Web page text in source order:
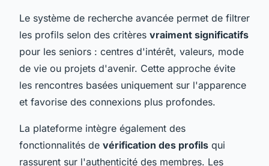
Le système de recherche avancée permet de filtrer
les profils selon des critères vraiment significatifs
pour les seniors : centres d'intérêt, valeurs, mode
de vie ou projets d'avenir. Cette approche évite
les rencontres basées uniquement sur l'apparence
et favorise des connexions plus profondes.
La plateforme intègre également des
fonctionnalités de vérification des profils qui
rassurent sur l'authenticité des membres. Les